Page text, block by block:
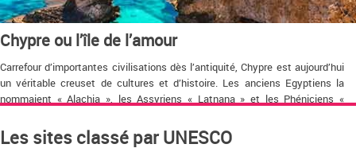
Chypre ou l’île de l’amour
Carrefour d’importantes civilisations dès l’antiquité, Chypre est aujourd’hui
un véritable creuset de cultures et d’histoire. Les anciens Egyptiens la
nommaient « Alachia », les Assyriens « Latnana » et les Phéniciens «
Les sites classé par UNESCO